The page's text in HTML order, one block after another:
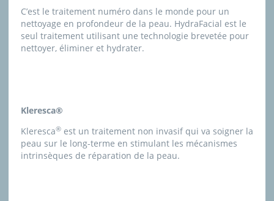
C’est le traitement numéro dans le monde pour un
nettoyage en profondeur de la peau. HydraFacial est le
seul traitement utilisant une technologie brevetée pour
nettoyer, éliminer et hydrater.
Kleresca®
Kleresca® est un traitement non invasif qui va soigner la
peau sur le long-terme en stimulant les mécanismes
intrinsèques de réparation de la peau.